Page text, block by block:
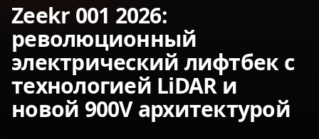
Zeekr 001 2026:
революционный
электрический лифтбек с
технологией LiDAR и
новой 900V архитектурой